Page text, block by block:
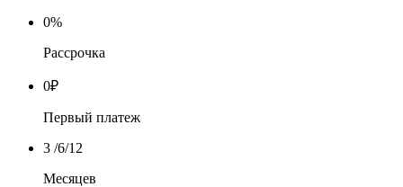
0%
Рассрочка
0₽
Первый платеж
3 /6/12
Месяцев